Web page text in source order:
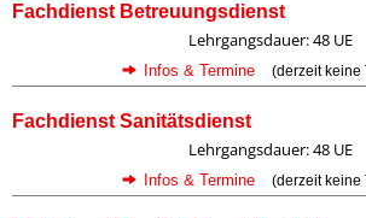
Fachdienst Betreuungsdienst
Lehrgangsdauer: 48 UE
Infos & Termine (derzeit keine
Fachdienst Sanitätsdienst
Lehrgangsdauer: 48 UE
Infos & Termine (derzeit keine